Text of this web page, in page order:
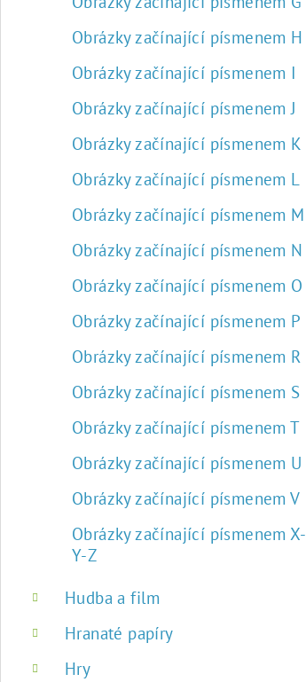
Obrázky začínající písmenem H
Obrázky začínající písmenem I
Obrázky začínající písmenem J
Obrázky začínající písmenem K
Obrázky začínající písmenem L
Obrázky začínající písmenem M
Obrázky začínající písmenem N
Obrázky začínající písmenem O
Obrázky začínající písmenem P
Obrázky začínající písmenem R
Obrázky začínající písmenem S
Obrázky začínající písmenem T
Obrázky začínající písmenem U
Obrázky začínající písmenem V
Obrázky začínající písmenem X-
Y-Z
Hudba a film
Hranaté papíry
Hry